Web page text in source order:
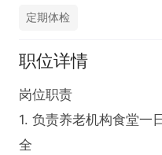
定期体检
职位详情
岗位职责
1. 负责养老机构食堂一
全